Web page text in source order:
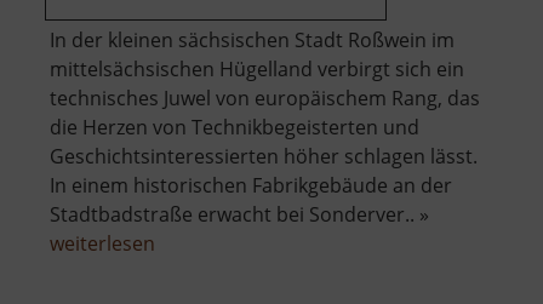
In der kleinen sächsischen Stadt Roßwein im
mittelsächsischen Hügelland verbirgt sich ein
technisches Juwel von europäischem Rang, das
die Herzen von Technikbegeisterten und
Geschichtsinteressierten höher schlagen lässt.
In einem historischen Fabrikgebäude an der
Stadtbadstraße erwacht bei Sonderver.. »
weiterlesen